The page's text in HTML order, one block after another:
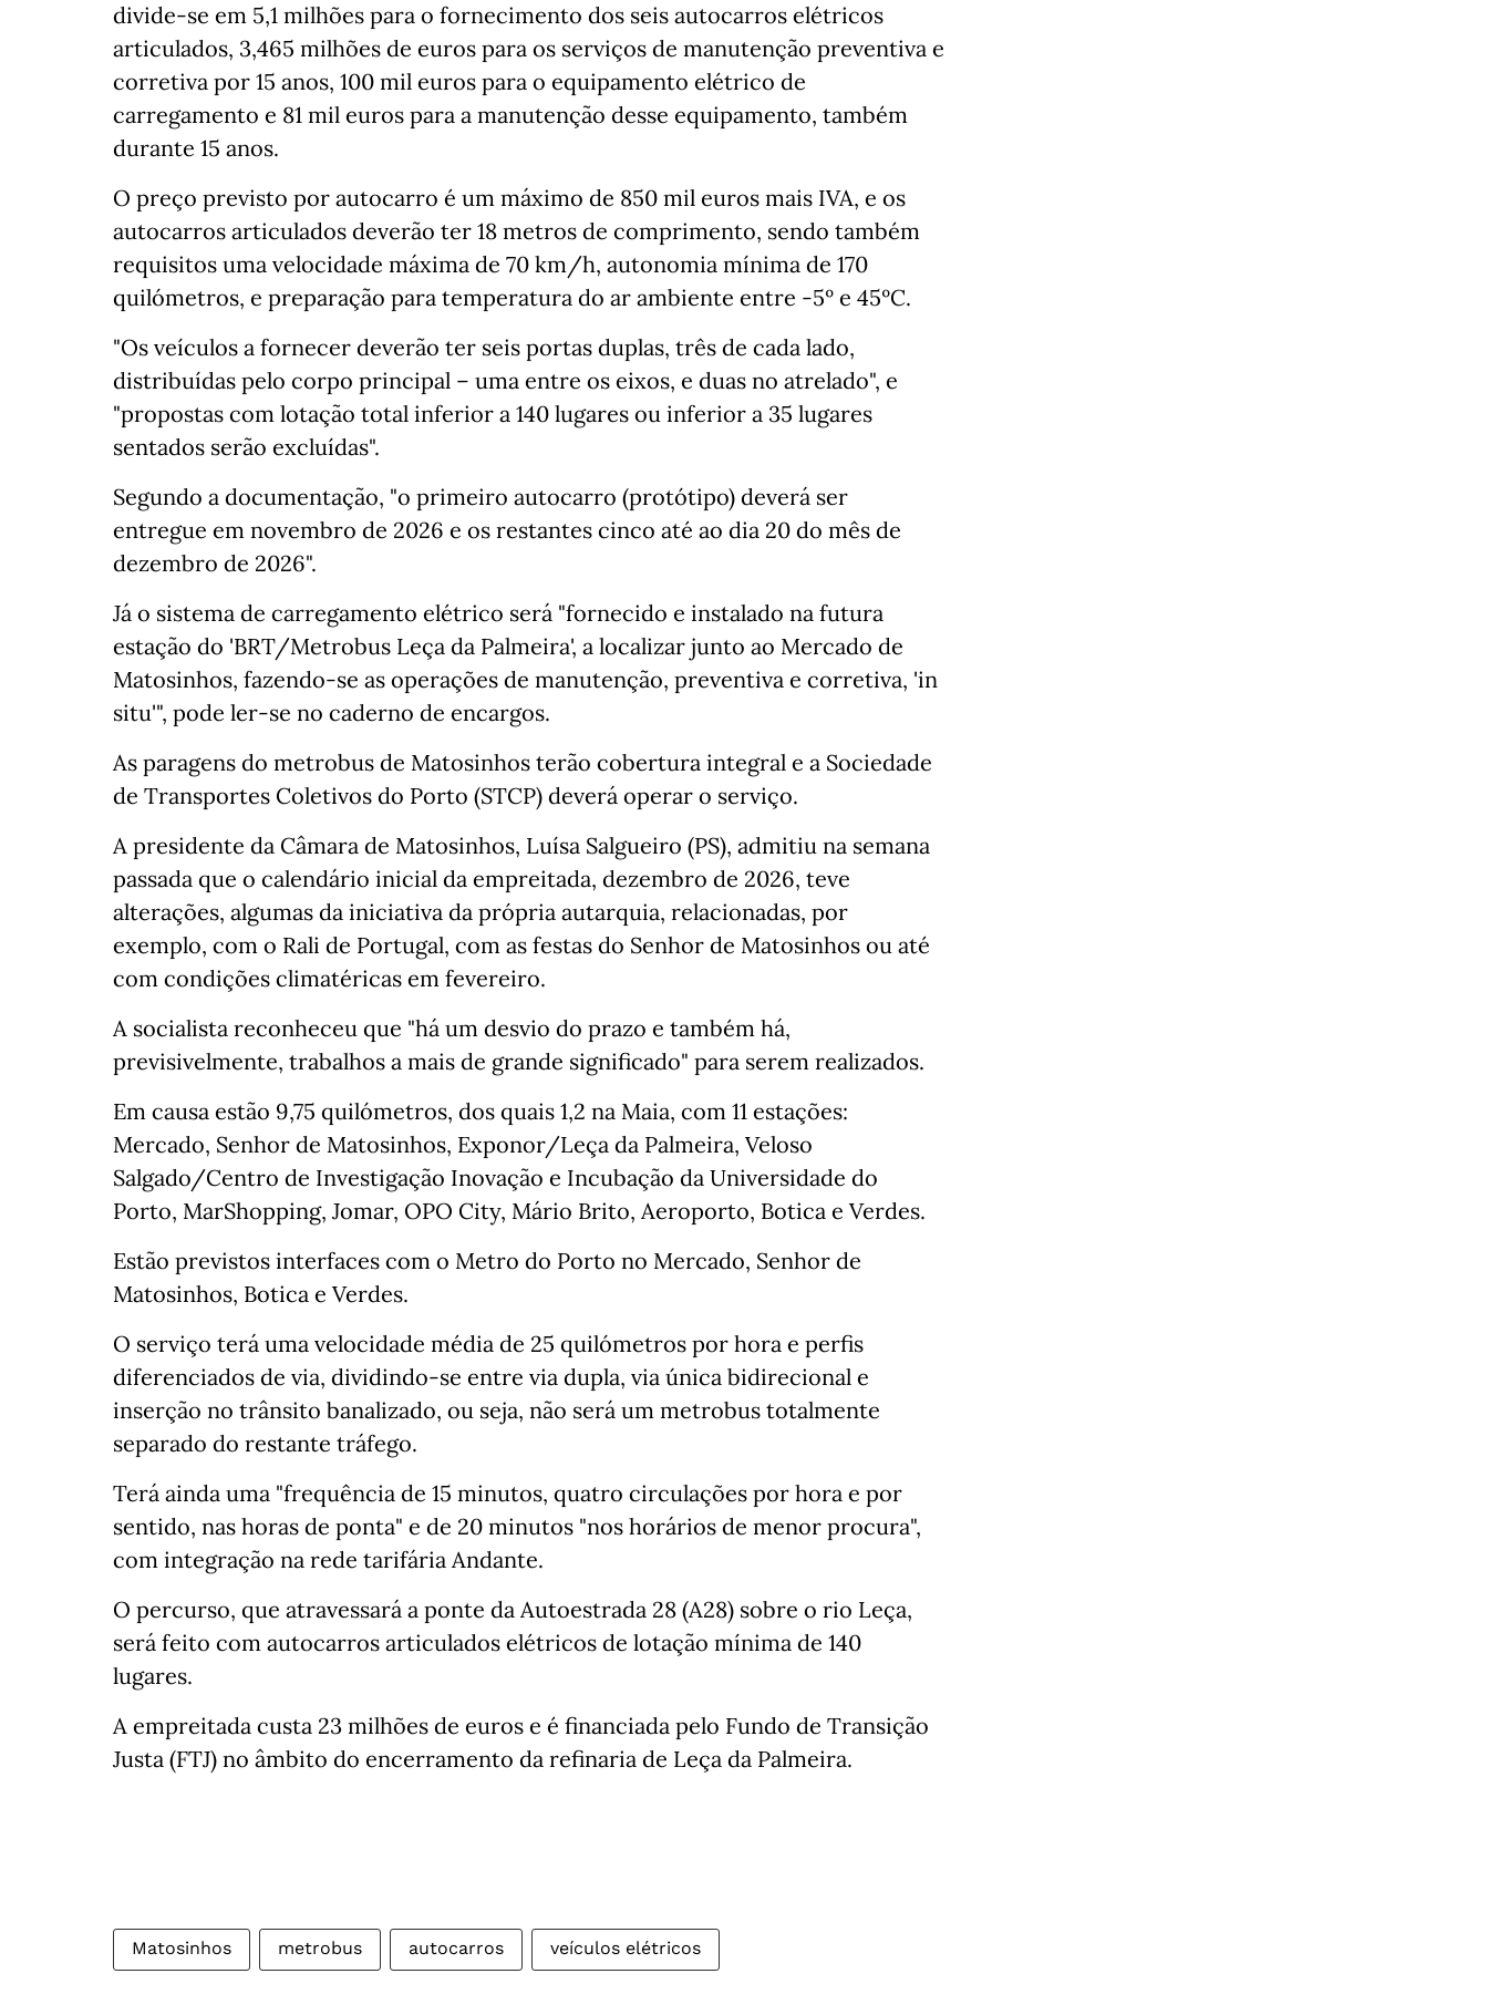
divide-se em 5,1 milhões para o fornecimento dos seis autocarros elétricos
articulados, 3,465 milhões de euros para os serviços de manutenção preventiva e
corretiva por 15 anos, 100 mil euros para o equipamento elétrico de
carregamento e 81 mil euros para a manutenção desse equipamento, também
durante 15 anos.
O preço previsto por autocarro é um máximo de 850 mil euros mais IVA, e os
autocarros articulados deverão ter 18 metros de comprimento, sendo também
requisitos uma velocidade máxima de 70 km/h, autonomia mínima de 170
quilómetros, e preparação para temperatura do ar ambiente entre -5º e 45ºC.
"Os veículos a fornecer deverão ter seis portas duplas, três de cada lado,
distribuídas pelo corpo principal – uma entre os eixos, e duas no atrelado", e
"propostas com lotação total inferior a 140 lugares ou inferior a 35 lugares
sentados serão excluídas".
Segundo a documentação, "o primeiro autocarro (protótipo) deverá ser
entregue em novembro de 2026 e os restantes cinco até ao dia 20 do mês de
dezembro de 2026".
Já o sistema de carregamento elétrico será "fornecido e instalado na futura
estação do 'BRT/Metrobus Leça da Palmeira', a localizar junto ao Mercado de
Matosinhos, fazendo-se as operações de manutenção, preventiva e corretiva, 'in
situ'", pode ler-se no caderno de encargos.
As paragens do metrobus de Matosinhos terão cobertura integral e a Sociedade
de Transportes Coletivos do Porto (STCP) deverá operar o serviço.
A presidente da Câmara de Matosinhos, Luísa Salgueiro (PS), admitiu na semana
passada que o calendário inicial da empreitada, dezembro de 2026, teve
alterações, algumas da iniciativa da própria autarquia, relacionadas, por
exemplo, com o Rali de Portugal, com as festas do Senhor de Matosinhos ou até
com condições climatéricas em fevereiro.
A socialista reconheceu que "há um desvio do prazo e também há,
previsivelmente, trabalhos a mais de grande significado" para serem realizados.
Em causa estão 9,75 quilómetros, dos quais 1,2 na Maia, com 11 estações:
Mercado, Senhor de Matosinhos, Exponor/Leça da Palmeira, Veloso
Salgado/Centro de Investigação Inovação e Incubação da Universidade do
Porto, MarShopping, Jomar, OPO City, Mário Brito, Aeroporto, Botica e Verdes.
Estão previstos interfaces com o Metro do Porto no Mercado, Senhor de
Matosinhos, Botica e Verdes.
O serviço terá uma velocidade média de 25 quilómetros por hora e perfis
diferenciados de via, dividindo-se entre via dupla, via única bidirecional e
inserção no trânsito banalizado, ou seja, não será um metrobus totalmente
separado do restante tráfego.
Terá ainda uma "frequência de 15 minutos, quatro circulações por hora e por
sentido, nas horas de ponta" e de 20 minutos "nos horários de menor procura",
com integração na rede tarifária Andante.
O percurso, que atravessará a ponte da Autoestrada 28 (A28) sobre o rio Leça,
será feito com autocarros articulados elétricos de lotação mínima de 140
lugares.
A empreitada custa 23 milhões de euros e é financiada pelo Fundo de Transição
Justa (FTJ) no âmbito do encerramento da refinaria de Leça da Palmeira.
Matosinhos metrobus autocarros veículos elétricos